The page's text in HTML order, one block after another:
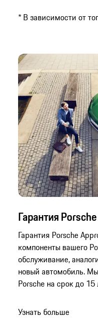
* В зависимости от
Гарантия
Гарантия Porsche
компоненты вашего
обслуживание,
новый автомобиль.
Porsche на срок до 15
Узнать больше